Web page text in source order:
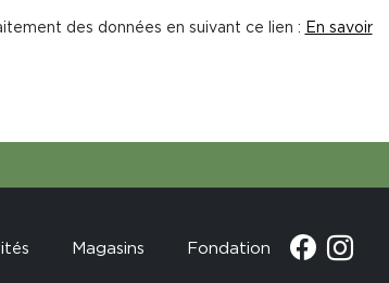
des données en suivant ce lien : En savoir
Magasins Fondation